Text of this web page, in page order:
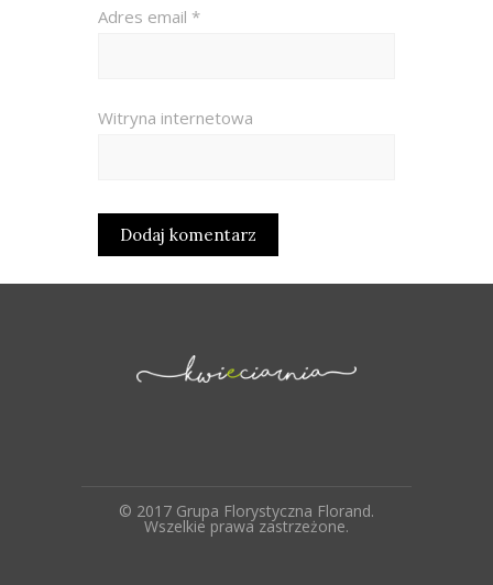
Adres email *
Witryna internetowa
© 2017 Grupa Florystyczna Florand.
Wszelkie prawa zastrzeżone.